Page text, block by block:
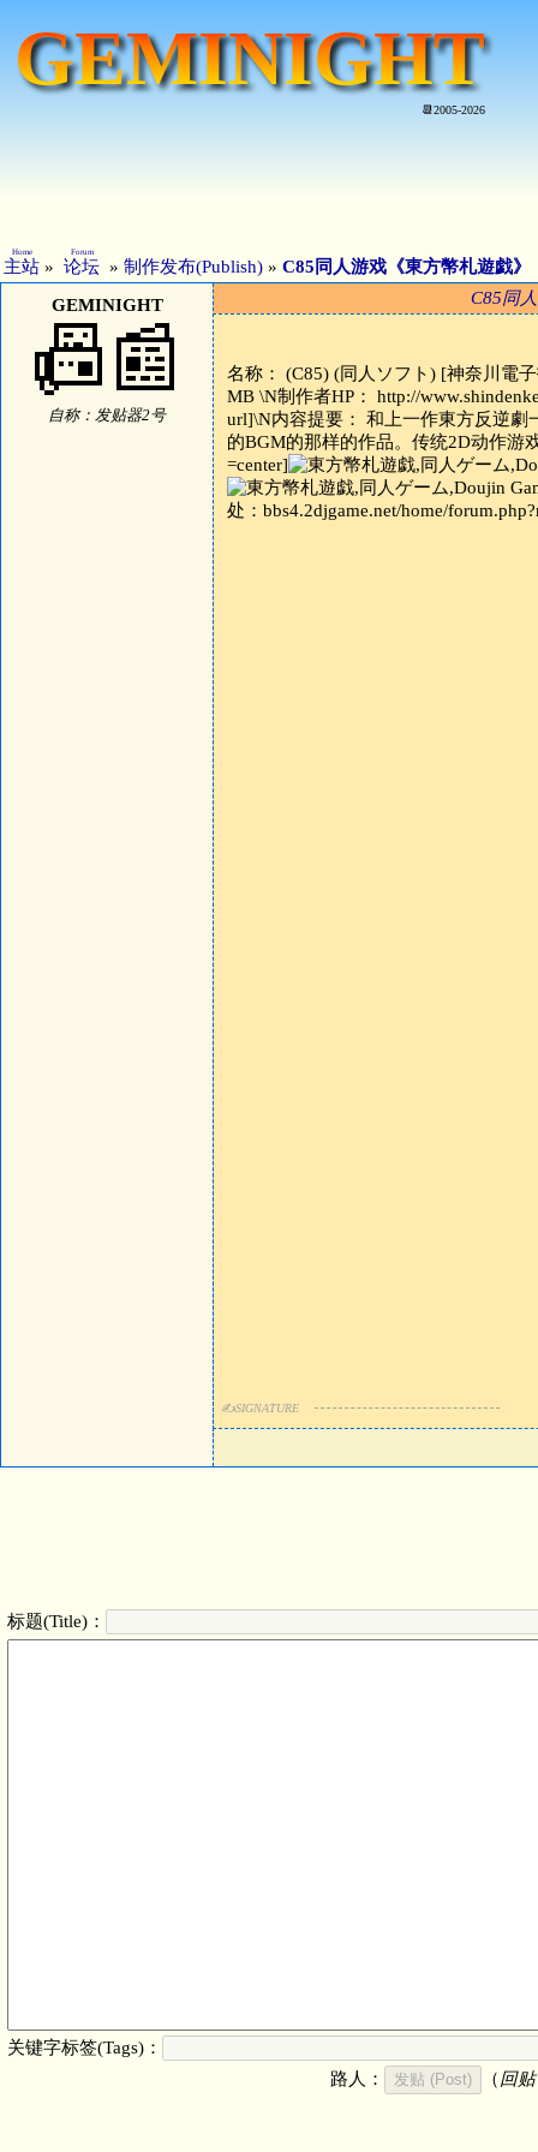
GEMINIGHT
📆2005-2026
主站
Home
» 论坛
Forum
» 制作发布(Publish) » C85同人游戏《東方幣札遊戯》
GEMINIGHT
📠📰
自称：发贴器2号
C85同
名称： (C85) (同人ソフト) [神奈川電
MB \N制作者HP： http://
url]\N内容提要： 和上一作東方反逆劇
的BGM的那样的作品。传统2D动作游
=center]
处：bbs4.2djgame.net/home/
✍SIGNATURE
标题(Title)：
关键字标签(Tags)：
路人：
（回